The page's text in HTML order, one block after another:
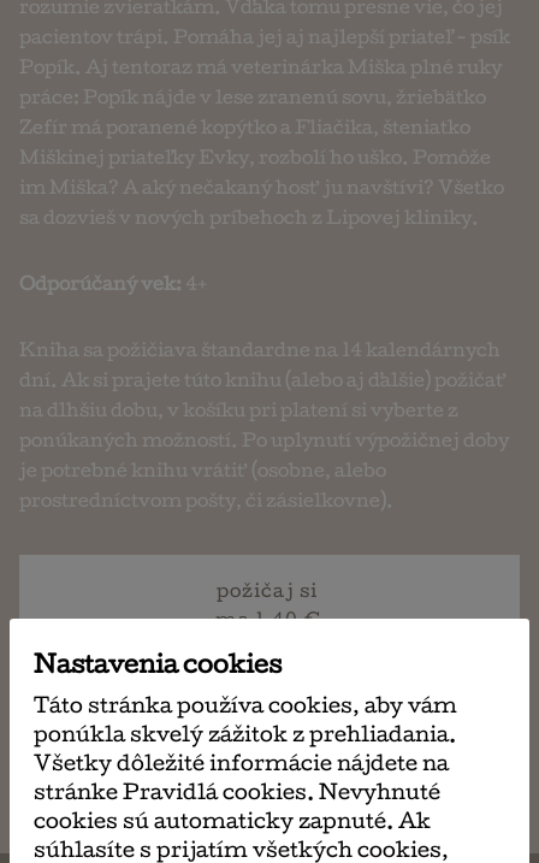
rozumie zvieratkám. Vďaka tomu presne vie, čo jej
pacientov trápi. Pomáha jej aj najlepší priateľ - psík
Popík. Aj tentoraz má veterinárka Miška plné ruky
práce: Popík nájde v lese zranenú sovu, žriebätko
Zefír má poranené kopýtko a Fliačika, šteniatko
Miškinej priateľky Evky, rozbolí ho uško. Pomôže
im Miška? A aký nečakaný hosť ju navštívi? Všetko
sa dozvieš v nových príbehoch z Lipovej kliniky.
Odporúčaný vek: 4+
Kniha sa požičiava štandardne na 14 kalendárnych
dní. Ak si prajete túto knihu (alebo aj ďalšie) požičať
na dlhšiu dobu, v košíku pri platení si vyberte z
ponúkaných možností. Po uplynutí výpožičnej doby
je potrebné knihu vrátiť (osobne, alebo
prostredníctvom pošty, či zásielkovne).
požičaj si
ma 1,40 €
napísať
email
Nastavenia cookies
Táto stránka používa cookies, aby vám
ponúkla skvelý zážitok z prehliadania.
Všetky dôležité informácie nájdete na
stránke Pravidlá cookies. Nevyhnuté
cookies sú automaticky zapnuté. Ak
súhlasíte s prijatím všetkých cookies,